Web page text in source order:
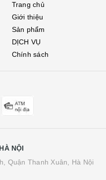
Trang chủ
Giới thiệu
Sản phẩm
DỊCH VỤ
Chính sách
NỘI
Quận Thanh Xuân, Hà Nội